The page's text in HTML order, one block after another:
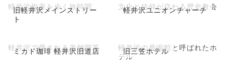
旧軽井沢メインストリー
ト
軽井沢銀座を歩く旅時間 軽井沢ユニオンチャーチ
文化と信仰が交わる歴史教会
ミカド珈琲 軽井沢旧道店
軽井沢で愛される老舗喫茶 旧三笠ホテル
軽井沢の鹿鳴館と呼ばれたホ
テル